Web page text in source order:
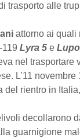
trasporto alle
attorno ai quali
Lyra 5 e
nel trasportare
L’11
del rientro in
decollarono
guarnigione